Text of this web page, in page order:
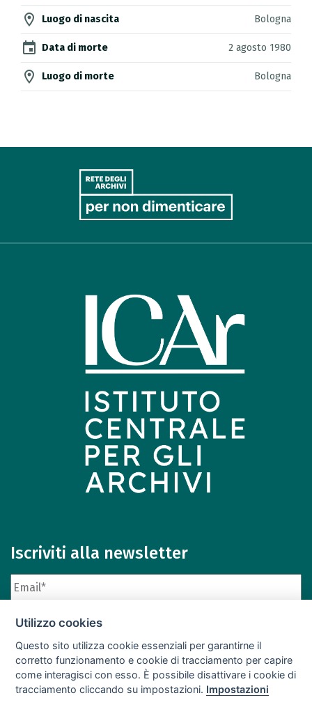
location_on Luogo di nascita Bologna
event Data di morte 2 agosto 1980
location_on Luogo di morte Bologna
Iscriviti alla newsletter
Iscriviti Archivio newsletter
Utilizzo cookies
Questo sito utilizza cookie essenziali per garantirne il
corretto funzionamento e cookie di tracciamento per capire
come interagisci con esso. È possibile disattivare i cookie di
tracciamento cliccando su impostazioni. Impostazioni